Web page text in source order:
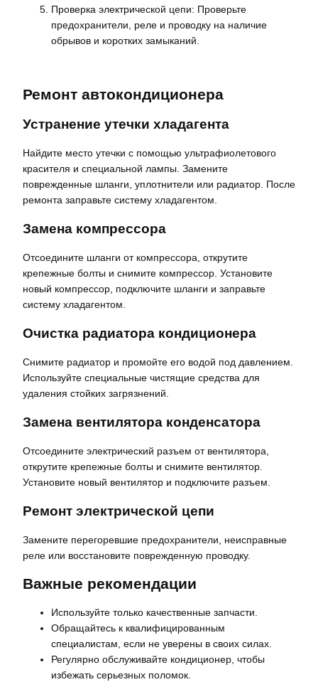
Проверка электрической цепи: Проверьте
предохранители, реле и проводку на наличие
обрывов и коротких замыканий.
Ремонт автокондиционера
Устранение утечки хладагента
Найдите место утечки с помощью ультрафиолетового
красителя и специальной лампы. Замените
поврежденные шланги, уплотнители или радиатор. После
ремонта заправьте систему хладагентом.
Замена компрессора
Отсоедините шланги от компрессора, открутите
крепежные болты и снимите компрессор. Установите
новый компрессор, подключите шланги и заправьте
систему хладагентом.
Очистка радиатора кондиционера
Снимите радиатор и промойте его водой под давлением.
Используйте специальные чистящие средства для
удаления стойких загрязнений.
Замена вентилятора конденсатора
Отсоедините электрический разъем от вентилятора,
открутите крепежные болты и снимите вентилятор.
Установите новый вентилятор и подключите разъем.
Ремонт электрической цепи
Замените перегоревшие предохранители, неисправные
реле или восстановите поврежденную проводку.
Важные рекомендации
Используйте только качественные запчасти.
Обращайтесь к квалифицированным
специалистам, если не уверены в своих силах.
Регулярно обслуживайте кондиционер, чтобы
избежать серьезных поломок.